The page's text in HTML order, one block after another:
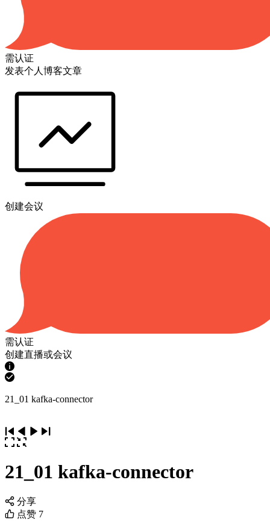
需认证
发表个人博客文章
创建会议
需认证
创建直播或会议
21_01 kafka-connector
21_01 kafka-connector
分享
点赞 7